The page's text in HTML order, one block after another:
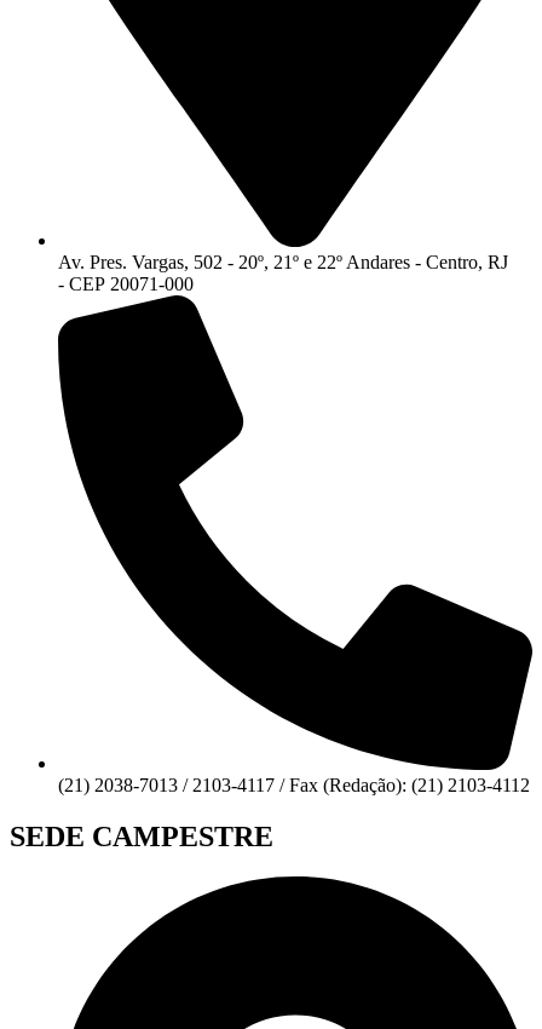
Av. Pres. Vargas, 502 - 20º, 21º e 22º Andares - Centro, RJ
- CEP 20071-000
(21) 2038-7013 / 2103-4117 / Fax (Redação): (21) 2103-4112
SEDE CAMPESTRE